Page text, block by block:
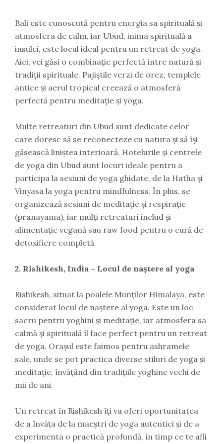
Bali este cunoscută pentru energia sa spirituală și
atmosfera de calm, iar Ubud, inima spirituală a
insulei, este locul ideal pentru un retreat de yoga.
Aici, vei găsi o combinație perfectă între natură și
tradiții spirituale. Pajiștile verzi de orez, templele
antice și aerul tropical creează o atmosferă
perfectă pentru meditație și yoga.
Multe retreaturi din Ubud sunt dedicate celor
care doresc să se reconecteze cu natura și să își
găsească liniștea interioară. Hotelurile și centrele
de yoga din Ubud sunt locuri ideale pentru a
participa la sesiuni de yoga ghidate, de la Hatha și
Vinyasa la yoga pentru mindfulness. În plus, se
organizează sesiuni de meditație și respirație
(pranayama), iar mulți retreaturi includ și
alimentație vegană sau raw food pentru o cură de
detoxifiere completă.
2. Rishikesh, India – Locul de naștere al yoga
Rishikesh, situat la poalele Munților Himalaya, este
considerat locul de naștere al yoga. Este un loc
sacru pentru yoghini și meditație, iar atmosfera sa
calmă și spirituală îl face perfect pentru un retreat
de yoga. Orașul este faimos pentru ashramele
sale, unde se pot practica diverse stiluri de yoga și
meditație, învățând din tradițiile yoghine vechi de
mii de ani.
Un retreat în Rishikesh îți va oferi oportunitatea
de a învăța de la maeștri de yoga autentici și de a
experimenta o practică profundă, în timp ce te afli